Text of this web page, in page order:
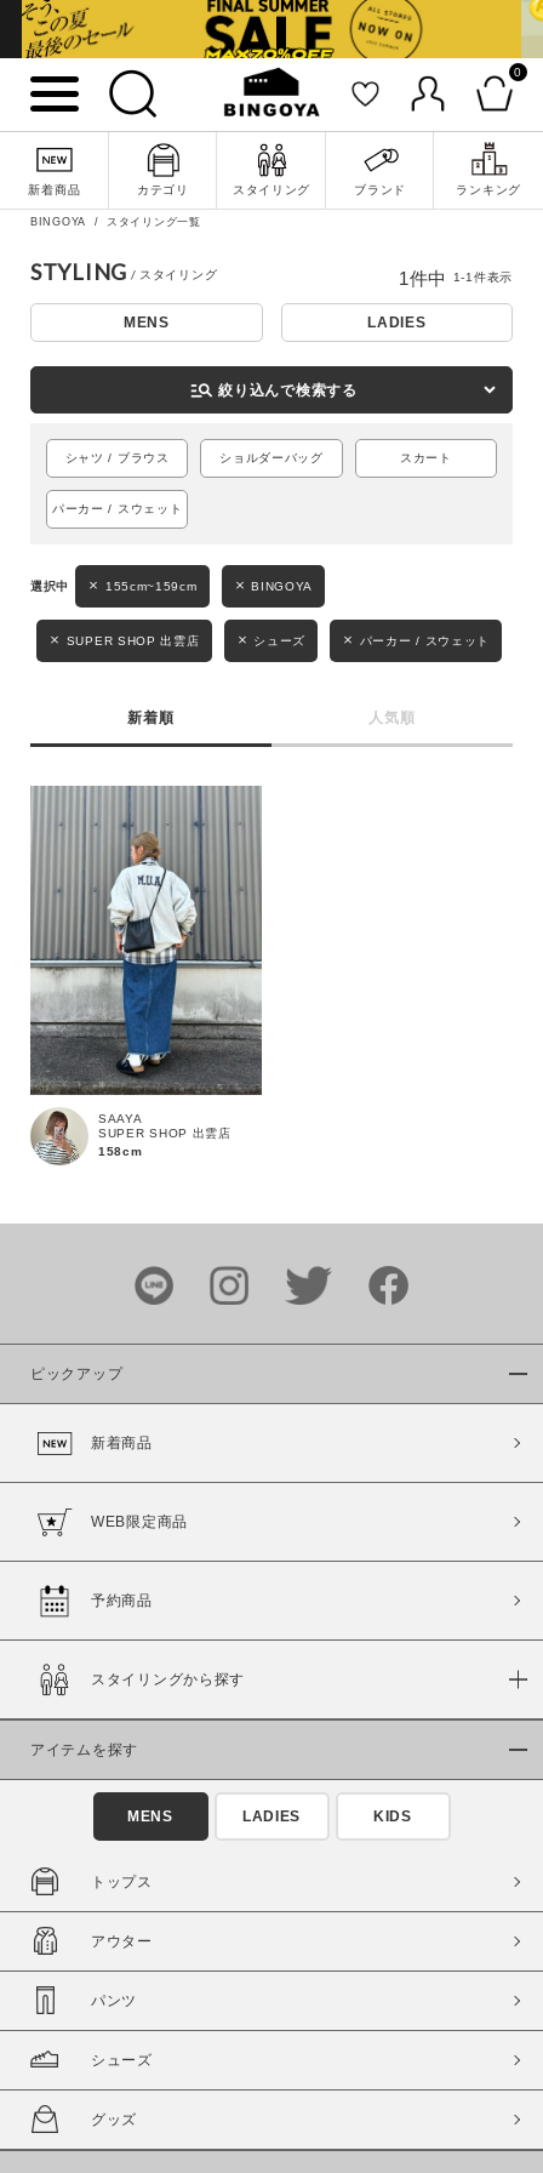
0
新着商品 カテゴリ スタイリング ブランド ランキング
詳細検索
キーワード
MENS LADIES
サイズ
ブランド
カラー
商品タイプ
通常商品 予約商品
セール価格
在庫
在庫あり 在庫なし含む
BINGOYA スタイリング一覧
STYLING
MENS LADIES
manage_search 絞り込んで検索する
シャツ / ブラウス ショルダーバッグ スカート
パーカー / スウェット
155cm~159cm BINGOYA
SUPER SHOP 出雲店 シューズ パーカー / スウェット
新着順 人気順
1件中 1-1件表示
SAAYA
SUPER SHOP 出雲店
158cm
ピックアップ
新着商品
WEB限定商品
予約商品
スタイリングから探す
アイテムを探す
MENS LADIES KIDS
トップス
アウター
パンツ
シューズ
グッズ